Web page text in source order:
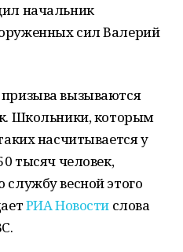
начальник
сил Валерий
вызываются
Школьники, которым
насчитывается у
тысяч человек,
весной этого
РИА Новости слова